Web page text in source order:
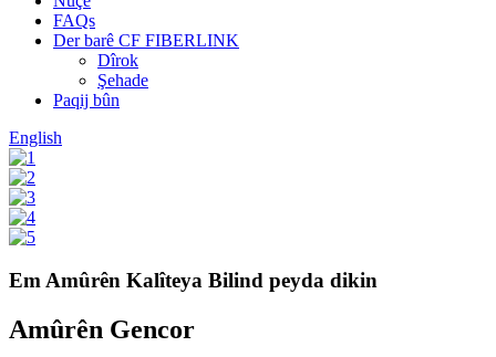
FAQs
Der barê CF FIBERLINK
Dîrok
Şehade
Paqij bûn
English
Em Amûrên Kalîteya Bilind peyda dikin
Amûrên Gencor